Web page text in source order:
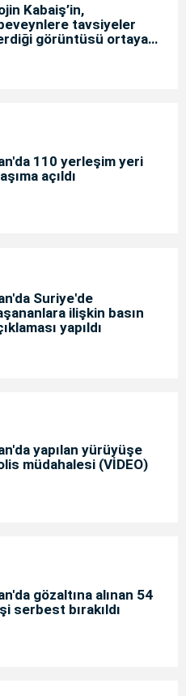
Kabaiş’in,
tavsiyeler
görüntüsü ortaya
110 yerleşim yeri
açıldı
Suriye'de
ilişkin basın
yapıldı
yapılan yürüyüşe
müdahalesi (VİDEO)
gözaltına alınan 54
serbest bırakıldı